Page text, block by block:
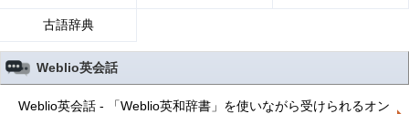
古語辞典
Weblio英会話
Weblio英会話 - 「Weblio英和辞書」を使いながら受けられるオン